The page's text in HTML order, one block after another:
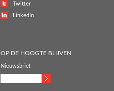
Twitter
LinkedIn
OP DE HOOGTE BLIJVEN
Nieuwsbrief